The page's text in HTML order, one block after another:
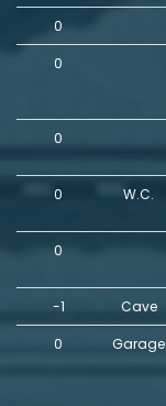
0
0
0
0
W.C.
0
-1
Cave
0
Garage